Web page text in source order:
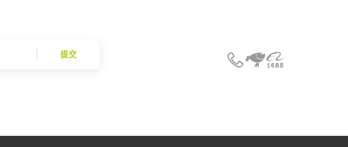
提交